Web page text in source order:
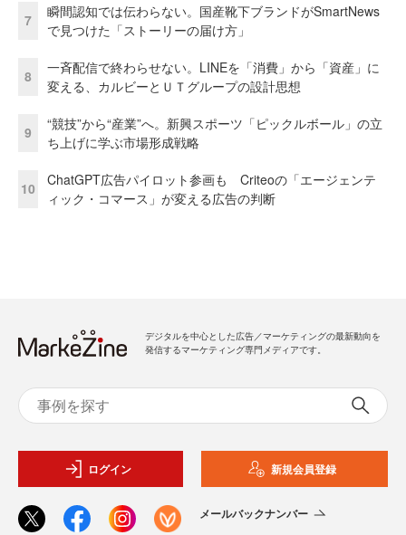
7
瞬間認知では伝わらない。国産靴下ブランドがSmartNews
で見つけた「ストーリーの届け方」
8
一斉配信で終わらせない。LINEを「消費」から「資産」に
変える、カルビーとＵＴグループの設計思想
9
“競技”から“産業”へ。新興スポーツ「ピックルボール」の立
ち上げに学ぶ市場形成戦略
10
ChatGPT広告パイロット参画も Criteoの「エージェンテ
ィック・コマース」が変える広告の判断
デジタルを中心とした広告／マーケティングの最新動向を
発信するマーケティング専門メディアです。
ログイン 新規会員登録
メールバックナンバー